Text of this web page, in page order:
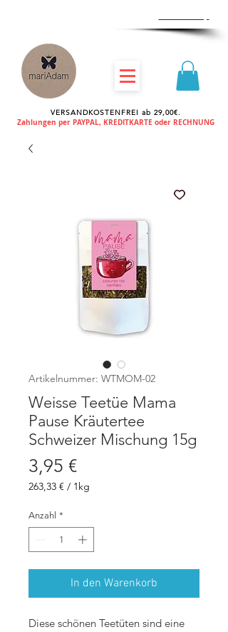
VERSANDKOSTENFREI ab 29,00€.
Zahlungen per PAYPAL, KREDITKARTE oder RECHNUNG
Artikelnummer: WTMOM-02
Weisse Teetüe Mama
Pause Kräutertee
Schweizer Mischung 15g
3,95 €Preis
263,33 € / 1kg
pro
1
Kilogramm
Anzahl *
In den Warenkorb
Diese schönen Teetüten sind eine